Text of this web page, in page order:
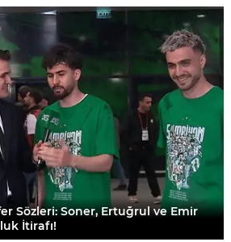
Sözleri: Soner, Ertuğrul ve Emir
İtirafı!